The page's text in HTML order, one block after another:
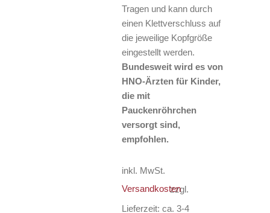
Tragen und kann durch
einen Klettverschluss auf
die jeweilige Kopfgröße
eingestellt werden.
Bundesweit wird es von
HNO-Ärzten für Kinder,
die mit
Pauckenröhrchen
versorgt sind,
empfohlen.
inkl. MwSt.
zzgl.
Versandkosten
Lieferzeit: ca. 3-4